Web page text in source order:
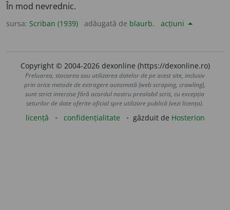
În mod nevrednic.
sursa: Scriban (1939) adăugată de blaurb. acțiuni
Copyright © 2004-2026 dexonline (https://dexonline.ro)
Preluarea, stocarea sau utilizarea datelor de pe acest site, inclusiv
prin orice metode de extragere automată (web scraping, crawling),
sunt strict interzise fără acordul nostru prealabil scris, cu excepția
seturilor de date oferite oficial spre utilizare publică (vezi licența).
licență confidențialitate găzduit de Hosterion